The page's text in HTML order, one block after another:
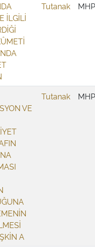
İLGİLİ
Tutanak MHP
VE
A
Tutanak MHP